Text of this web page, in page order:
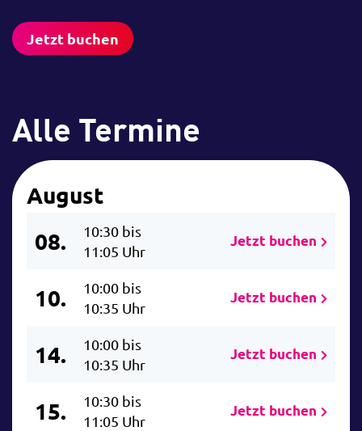
Jetzt buchen
Alle Termine
August
08.
10:30 bis
11:05 Uhr
Jetzt buchen
10.
10:00 bis
10:35 Uhr
Jetzt buchen
14.
10:00 bis
10:35 Uhr
Jetzt buchen
15.
10:30 bis
11:05 Uhr
Jetzt buchen